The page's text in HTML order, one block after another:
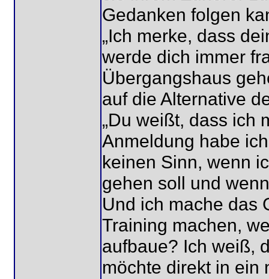
Gedanken folgen
„Ich merke, dass
werde dich immer
Übergangshaus
auf die Alternative
„Du weißt, dass ich
Anmeldung habe
keinen Sinn, wenn
gehen soll und
Und ich mache das
Training machen,
aufbaue? Ich weiß,
möchte direkt in ein